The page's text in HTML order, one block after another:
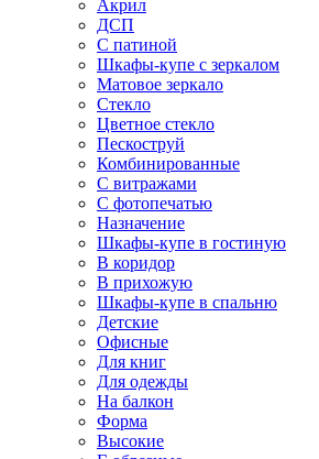
Акрил
ДСП
С патиной
Шкафы-купе с зеркалом
Матовое зеркало
Стекло
Цветное стекло
Пескоструй
Комбинированные
С витражами
С фотопечатью
Назначение
Шкафы-купе в гостиную
В коридор
В прихожую
Шкафы-купе в спальню
Детские
Офисные
Для книг
Для одежды
На балкон
Форма
Высокие